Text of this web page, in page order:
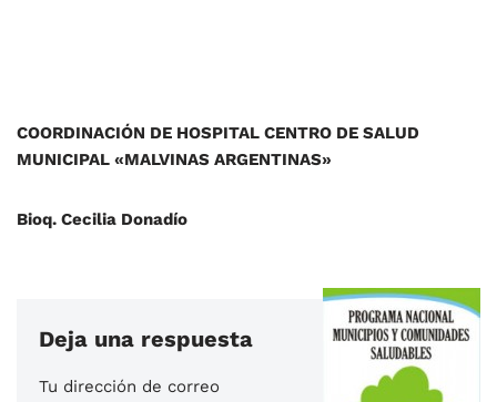
COORDINACIÓN DE HOSPITAL CENTRO DE SALUD
MUNICIPAL «MALVINAS ARGENTINAS»
Bioq. Cecilia Donadío
Deja una respuesta
Tu dirección de correo